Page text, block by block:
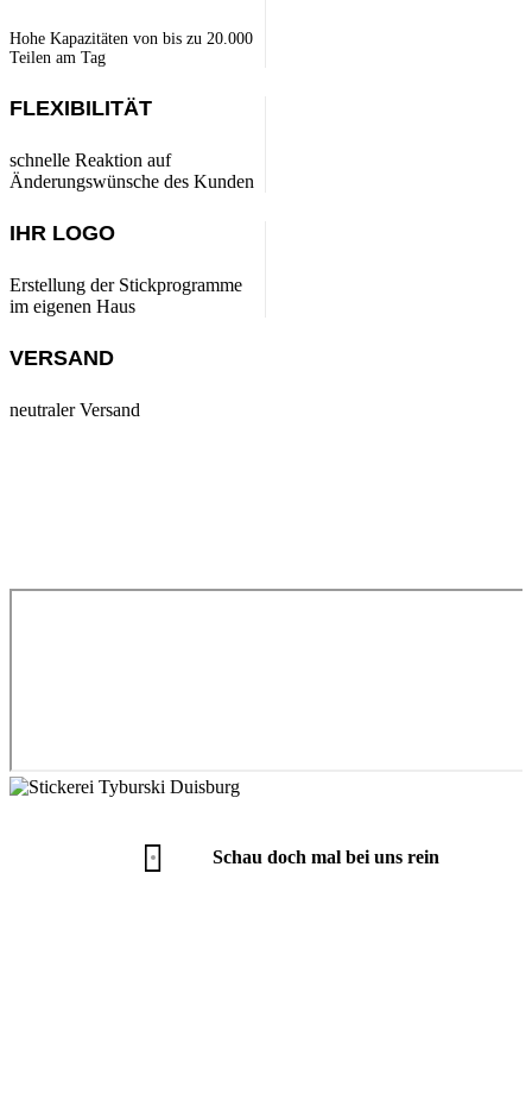
Hohe Kapazitäten von bis zu 20.000
Teilen am Tag
FLEXIBILITÄT
schnelle Reaktion auf
Änderungswünsche des Kunden
IHR LOGO
Erstellung der Stickprogramme
im eigenen Haus
VERSAND
neutraler Versand
Schau doch mal bei uns rein